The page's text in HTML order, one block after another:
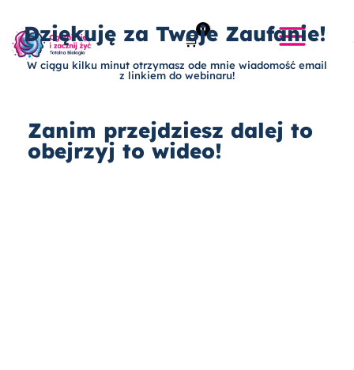
treściDziękuję za Twoje Zaufanie!
W ciągu kilku minut otrzymasz ode mnie wiadomość email
z linkiem do webinaru!
Zanim przejdziesz dalej to
obejrzyj to wideo!